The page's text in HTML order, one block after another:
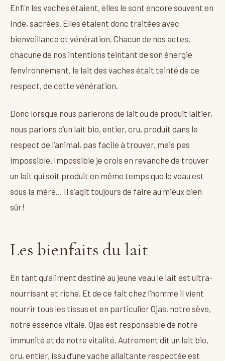
Enfin les vaches étaient, elles le sont encore souvent en
Inde, sacrées. Elles étaient donc traitées avec
bienveillance et vénération. Chacun de nos actes,
chacune de nos intentions teintant de son énergie
l’environnement, le lait des vaches était teinté de ce
respect, de cette vénération.
Donc lorsque nous parlerons de lait ou de produit laitier,
nous parlons d’un lait bio, entier, cru, produit dans le
respect de l’animal, pas facile à trouver, mais pas
impossible. Impossible je crois en revanche de trouver
un lait qui soit produit en même temps que le veau est
sous la mère… Il s’agit toujours de faire au mieux bien
sûr!
Les bienfaits du lait
En tant qu’aliment destiné au jeune veau le lait est ultra-
nourrisant et riche. Et de ce fait chez l’homme il vient
nourrir tous les tissus et en particulier Ojas, notre sève,
notre essence vitale. Ojas est responsable de notre
immunité et de notre vitalité. Autrement dit un lait bio,
cru, entier, issu d’une vache allaitante respectée est